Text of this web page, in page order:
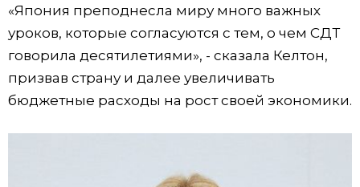
«Япония преподнесла миру много важных
уроков, которые согласуются с тем, о чем СДТ
говорила десятилетиями», - сказала Келтон,
призвав страну и далее увеличивать
бюджетные расходы на рост своей экономики.